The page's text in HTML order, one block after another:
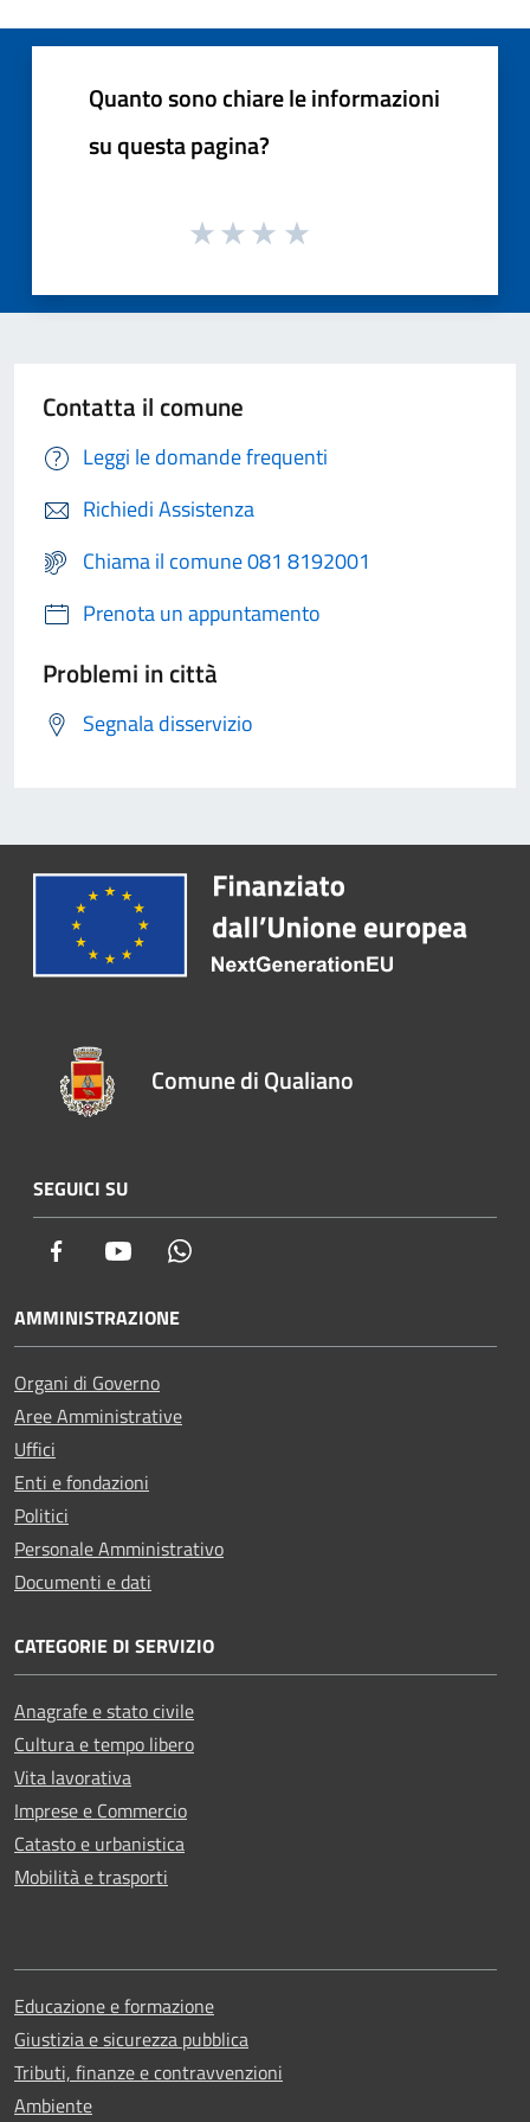
Quanto sono chiare le informazioni
su questa pagina?
Contatta il comune
Leggi le domande frequenti
Richiedi Assistenza
Chiama il comune 081 8192001
Prenota un appuntamento
Problemi in città
Segnala disservizio
Comune di Qualiano
SEGUICI SU
Facebook Youtube
AMMINISTRAZIONE
Organi di Governo
Aree Amministrative
Uffici
Enti e fondazioni
Politici
Personale Amministrativo
Documenti e dati
CATEGORIE DI SERVIZIO
Anagrafe e stato civile
Cultura e tempo libero
Vita lavorativa
Imprese e Commercio
Catasto e urbanistica
Mobilità e trasporti
Educazione e formazione
Giustizia e sicurezza pubblica
Tributi, finanze e contravvenzioni
Ambiente